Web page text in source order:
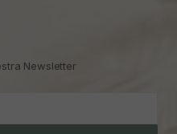
Newsletter